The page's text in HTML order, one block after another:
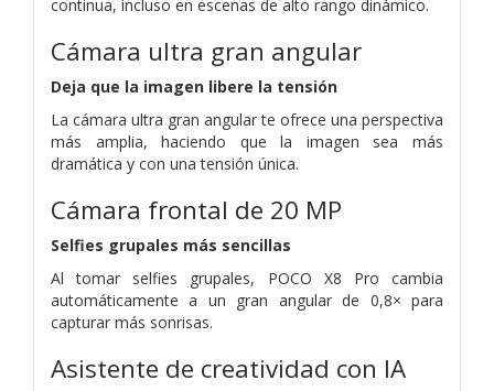
continua, incluso en escenas de alto rango dinámico.
Cámara ultra gran angular
Deja que la imagen libere la tensión
La cámara ultra gran angular te ofrece una perspectiva
más amplia, haciendo que la imagen sea más
dramática y con una tensión única.
Cámara frontal de 20 MP
Selfies grupales más sencillas
Al tomar selfies grupales, POCO X8 Pro cambia
automáticamente a un gran angular de 0,8× para
capturar más sonrisas.
Asistente de creatividad con IA